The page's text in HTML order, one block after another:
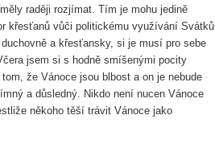
raději rozjímat. Tím je mohu jedině
křesťanů vůči politickému využívání Svátků
a křesťansky, si je musí pro sebe
jsem si s hodně smíšenými pocity
že Vánoce jsou blbost a on je nebude
a důsledný. Nikdo není nucen Vánoce
někoho těší trávit Vánoce jako